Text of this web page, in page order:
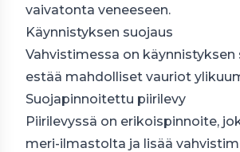
vaivatonta veneeseen.
Käynnistyksen suojaus
Vahvistimessa on käynnistyksen
estää mahdolliset vauriot
Suojapinnoitettu piirilevy
Piirilevyssä on erikoispinnoite,
meri-ilmastolta ja lisää